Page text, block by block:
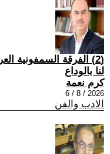
(2) الفرقة السمفونية
لنا بالوداع
كرم نعمة
2026 / 8 / 6
الادب والفن